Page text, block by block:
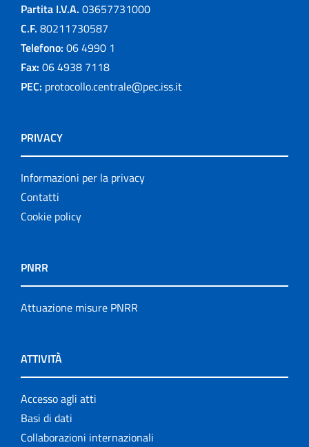
Partita I.V.A. 03657731000
C.F. 80211730587
Telefono: 06 4990 1
Fax: 06 4938 7118
PEC: protocollo.centrale@pec.iss.it
PRIVACY
Informazioni per la privacy
Contatti
Cookie policy
PNRR
Attuazione misure PNRR
ATTIVITÀ
Accesso agli atti
Basi di dati
Collaborazioni internazionali